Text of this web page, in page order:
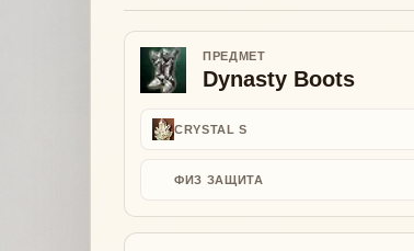
ПРЕДМЕТ
Dynasty Boots
CRYSTAL S
ФИЗ ЗАЩИТА